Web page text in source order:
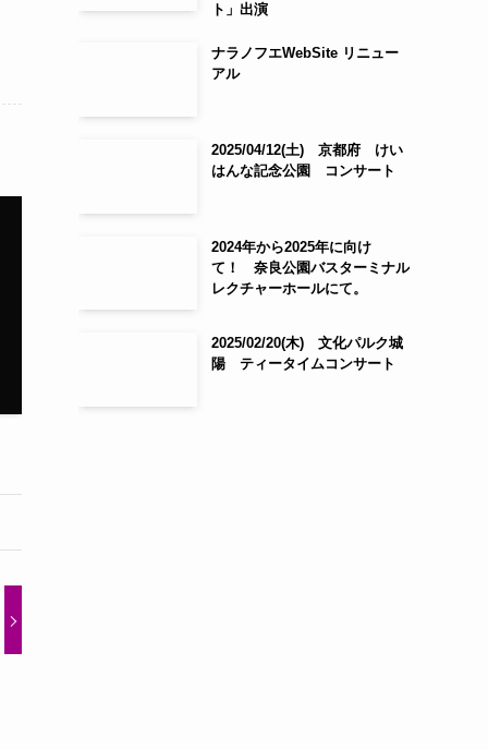
ト」出演
ナラノフエWebSite リニュー
アル
2025/04/12(土) 京都府 けい
はんな記念公園 コンサート
2024年から2025年に向け
て！ 奈良公園バスターミナル
レクチャーホールにて。
2025/02/20(木) 文化パルク城
陽 ティータイムコンサート